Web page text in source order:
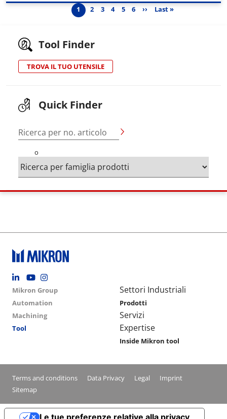
Pagination Pagina
1 Pagina
2 Pagina
3 Pagina
4 Pagina
5 Pagina
6 Next page
›› Last page
Last »
Tool Finder
TROVA IL TUO UTENSILE
Quick Finder
Ricerca per no. articolo
o
Footer social
Group menu
Mikron Group
Automation
Machining
Tool
Main navigation
Settori Industriali
Prodotti
Servizi
Expertise
Inside Mikron tool
Conditions footer menu
Terms and conditions Data Privacy Legal
Imprint
Sitemap